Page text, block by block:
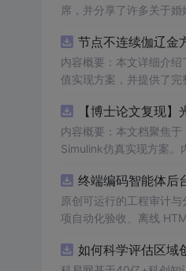
席，并分享了许多关于婚
节点不连续伽辽金
内容概要：本文详细介
值实现方案，并提供了
AB环境中实现该数值方
者在夯实理论基础的同时勇于探索新思路。; 适合人群：具备偏微分方程数
学、物理建模及相关领域的研究生、科研人员及
拟、守恒律方程求解等科研项目中的扩展与改进； 阅读建议：建议
行所附MATLAB代码，
理解。
内容概要：本文档聚焦
Simulink仿真实现方案。
助读者掌握新能源并网
k环境，从事新能源发电
伏并网逆变器阻抗建模
资源以博士论文级别的科
终端编码智能体后
原创可运行的工程审计
项自动化验收、离线
示与二次开发。运行方
如何科学评估区域